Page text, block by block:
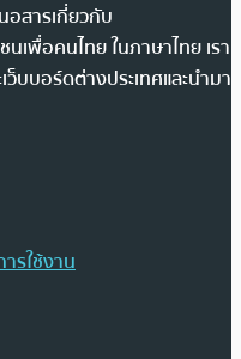
อสารเกี่ยวกับ
เพื่อคนไทย ในภาษาไทย เรา
บบอร์ดต่างประเทศและนำมา
รใช้งาน